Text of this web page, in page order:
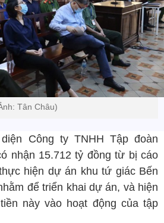
Tân Châu)
Công ty TNHH Tập đoàn
nhận 15.712 tỷ đồng từ bị cáo
hiện dự án khu tứ giác Bến
để triển khai dự án, và hiện
này vào hoạt động của tập